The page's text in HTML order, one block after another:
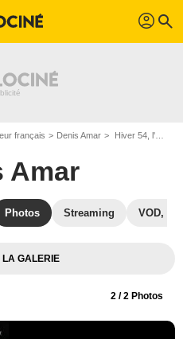
profil search
français Denis Amar Hiver 54, l'abbé Pierre : Affiche Denis Amar
Amar
Photos Streaming VOD,
LA GALERIE
2 / 2 Photos